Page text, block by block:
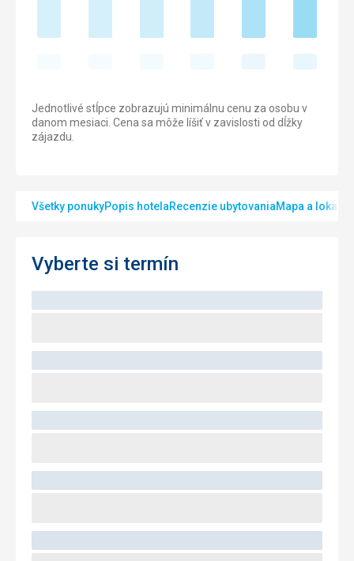
Jednotlivé stĺpce zobrazujú minimálnu cenu za osobu v
danom mesiaci. Cena sa môže líšiť v zavislosti od dĺžky
zájazdu.
Všetky ponukyPopis hotelaRecenzie ubytovaniaMapa a lokalita
Vyberte si termín